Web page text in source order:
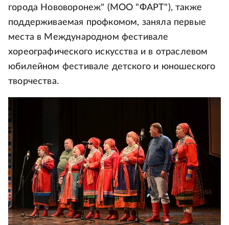
города Нововоронеж" (МОО "ФАРТ"), также
поддерживаемая профкомом, заняла первые
места в Международном фестивале
хореографического искусства и в отраслевом
юбилейном фестивале детского и юношеского
творчества.